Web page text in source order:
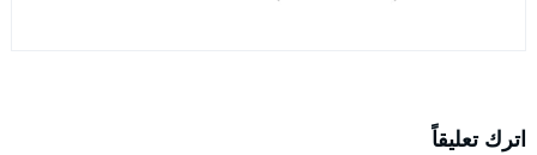
اترك تعليقاً